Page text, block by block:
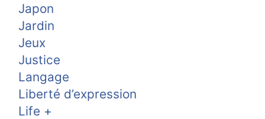
Japon
Jardin
Jeux
Justice
Langage
Liberté d’expression
Life +